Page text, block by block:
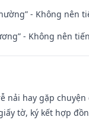
- Không nên
- Không nên
nải hay gặp
tờ, ký kết hợp